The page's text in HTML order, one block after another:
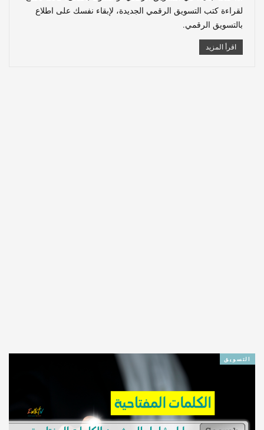
لقراءة كتب التسويق الرقمي الجديدة، لإبقاء نفسك على اطلاع
بالتسويق الرقمي.
اقرأ المزيد
التسويق